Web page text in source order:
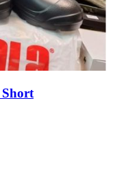
Short